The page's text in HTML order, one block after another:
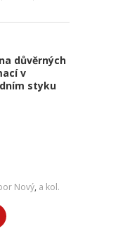
důvěrných
v
styku
Nový, a kol.